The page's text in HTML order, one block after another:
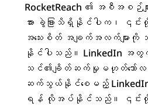
RocketReach ၏ အစီအစဉ်မ
အား ခွဲခြားသိရှိနိုင်ပါက၊
အသေးစိတ် အချက်အလက်မျ
နိုင်ပါသည်။ LinkedIn အ
သင်၏ချိတ်ဆက်မှုမဟုတ်သော်လ
ဆက်သွယ်နိုင်စေမည့် LinkedIn
ရန် လိုအပ်နိုင်သည်။ ၎င်း